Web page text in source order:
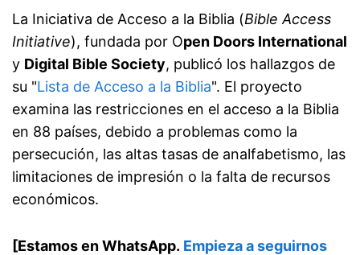
La Iniciativa de Acceso a la Biblia (Bible Access
Initiative), fundada por Open Doors International
y Digital Bible Society, publicó los hallazgos de
su "Lista de Acceso a la Biblia". El proyecto
examina las restricciones en el acceso a la Biblia
en 88 países, debido a problemas como la
persecución, las altas tasas de analfabetismo, las
limitaciones de impresión o la falta de recursos
económicos.
[Estamos en WhatsApp. Empieza a seguirnos